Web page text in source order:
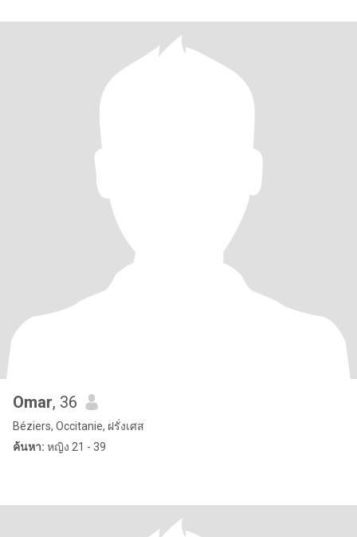
Omar, 36
Béziers, Occitanie, ฝรั่งเศส
ค้นหา: หญิง 21 - 39